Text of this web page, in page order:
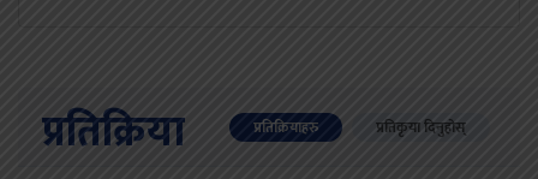
प्रतिक्रिया प्रतिक्रियाहरु प्रतिकृया दिनुहोस्